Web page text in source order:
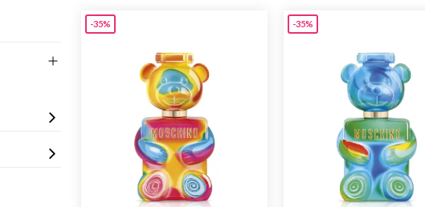
-35% -35%